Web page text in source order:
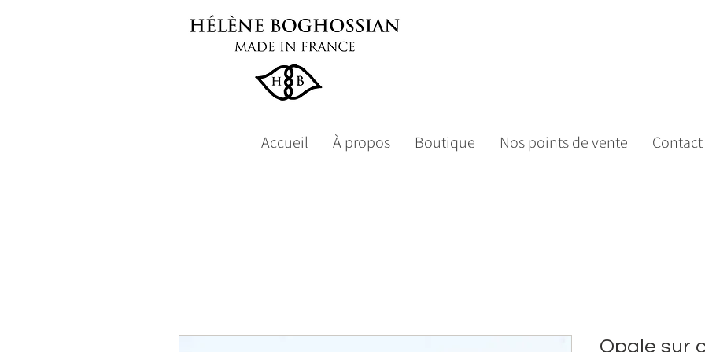
Accueil À propos Boutique Nos points de vente Contact
Opale sur